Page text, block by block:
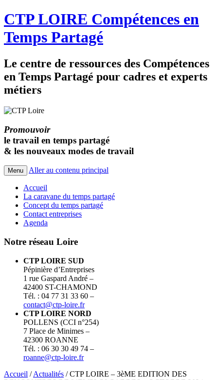
CTP LOIRE Compétences en
Temps Partagé
Le centre de ressources des Compétences
en Temps Partagé pour cadres et experts
métiers
Promouvoir
le travail en temps partagé
& les nouveaux modes de travail
Menu Aller au contenu principal
Accueil
La caravane du temps partagé
Concept du temps partagé
Contact entreprises
Agenda
Notre réseau Loire
CTP LOIRE SUD
Pépinière d’Entreprises
1 rue Gaspard André –
42400 ST-CHAMOND
Tél. : 04 77 31 33 60 –
contact@ctp-loire.fr
CTP LOIRE NORD
POLLENS (CCI n°254)
7 Place de Minimes –
42300 ROANNE
Tél. : 06 30 30 49 74 –
roanne@ctp-loire.fr
Accueil /Actualités / CTP LOIRE – 3èME EDITION DES